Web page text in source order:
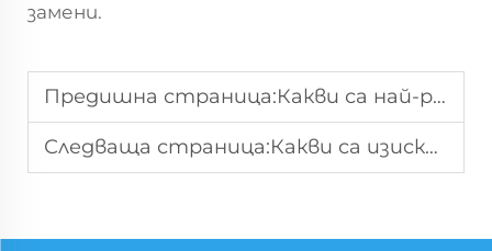
замени.
Предишна страница:Какви са най-разпространените видове високонапрегнати електроцентрали?
Следваща страница:Какви са изискванията за носеща способност на електрическа мачта?